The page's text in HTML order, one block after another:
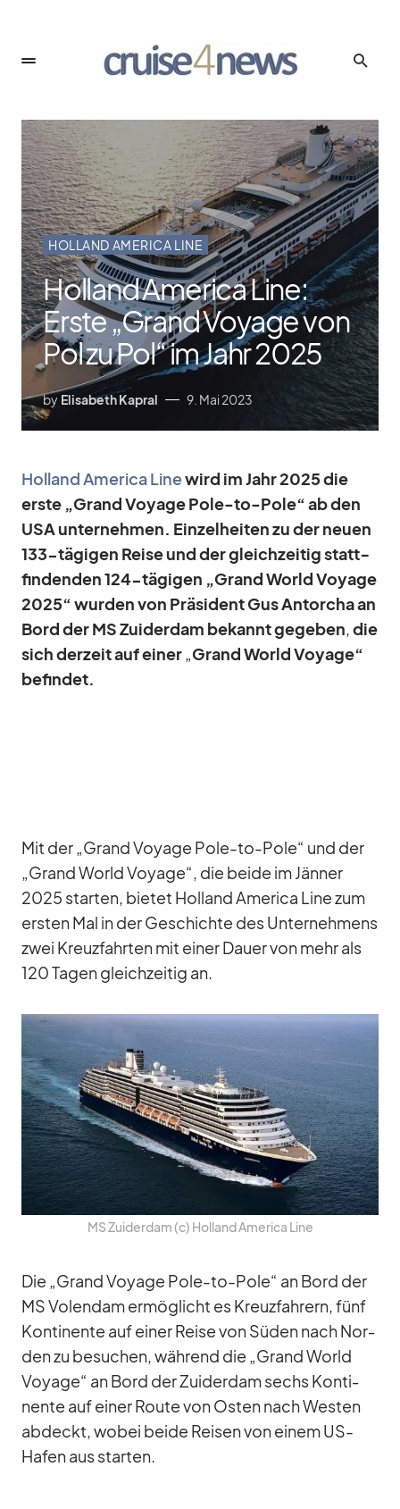
HOLLAND AMERICA LINE
Holland America Line:
Erste „Grand Voyage von
Pol zu Pol“ im Jahr 2025
by Elisabeth Kapral 9. Mai 2023
Hol­land Ame­rica Linewird im Jahr 2025 die
erste „Grand Voyage Pole-to-Pole“ ab den
USA un­ter­neh­men. Ein­zel­hei­ten zu der neuen
133-tä­gi­gen Reise und der gleich­zei­tig statt­
fin­den­den 124-tä­gi­gen „Grand World Voyage
2025“ wur­den von Prä­si­dent Gus Antor­cha an
Bord der MS Zu­ider­dam be­kannt ge­ge­ben,die
sich der­zeit auf ei­ner„Grand World Voyage“
be­fin­det.
Mit der „Grand Voyage Pole-to-Pole“ und der
„Grand World Voyage“, die beide im Jän­ner
2025 star­ten, bie­tet Hol­land Ame­rica Line zum
ers­ten Mal in der Ge­schichte des Un­ter­neh­mens
zwei Kreuz­fahr­ten mit ei­ner Dauer von mehr als
120 Ta­gen gleich­zei­tig an.
MS Zu­ider­dam (c) Hol­land Ame­rica Line
Die „Grand Voyage Pole-to-Pole“ an Bord der
MS Vo­len­dam er­mög­licht es Kreuz­fah­rern, fünf
Kon­ti­nente auf ei­ner Reise von Sü­den nach Nor­
den zu be­su­chen, wäh­rend die „Grand World
Voyage“ an Bord der Zu­ider­dam sechs Kon­ti­
nente auf ei­ner Route von Os­ten nach Wes­ten
ab­deckt, wo­bei beide Rei­sen von ei­nem US-
Ha­fen aus star­ten.